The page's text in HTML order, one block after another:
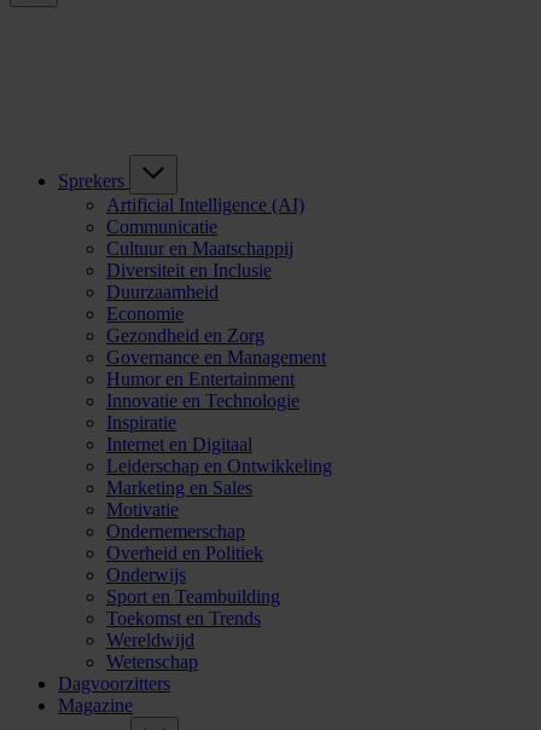
Sprekers
Artificial Intelligence (AI)
Communicatie
Cultuur en Maatschappij
Diversiteit en Inclusie
Duurzaamheid
Economie
Gezondheid en Zorg
Governance en Management
Humor en Entertainment
Innovatie en Technologie
Inspiratie
Internet en Digitaal
Leiderschap en Ontwikkeling
Marketing en Sales
Motivatie
Ondernemerschap
Overheid en Politiek
Onderwijs
Sport en Teambuilding
Toekomst en Trends
Wereldwijd
Wetenschap
Dagvoorzitters
Magazine